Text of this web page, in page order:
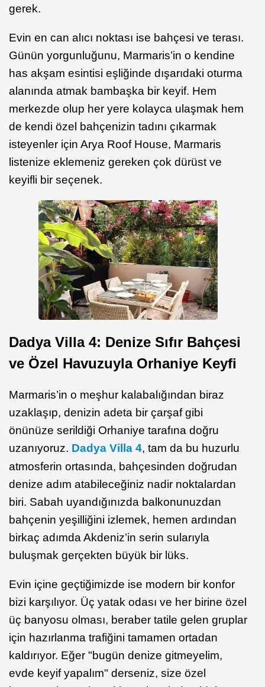
gerek.
Evin en can alıcı noktası ise bahçesi ve terası.
Günün yorgunluğunu, Marmaris’in o kendine
has akşam esintisi eşliğinde dışarıdaki oturma
alanında atmak bambaşka bir keyif. Hem
merkezde olup her yere kolayca ulaşmak hem
de kendi özel bahçenizin tadını çıkarmak
isteyenler için Arya Roof House, Marmaris
listenize eklemeniz gereken çok dürüst ve
keyifli bir seçenek.
Dadya Villa 4: Denize Sıfır Bahçesi
ve Özel Havuzuyla Orhaniye Keyfi
Marmaris’in o meşhur kalabalığından biraz
uzaklaşıp, denizin adeta bir çarşaf gibi
önünüze serildiği Orhaniye tarafına doğru
uzanıyoruz. Dadya Villa 4, tam da bu huzurlu
atmosferin ortasında, bahçesinden doğrudan
denize adım atabileceğiniz nadir noktalardan
biri. Sabah uyandığınızda balkonunuzdan
bahçenin yeşilliğini izlemek, hemen ardından
birkaç adımda Akdeniz’in serin sularıyla
buluşmak gerçekten büyük bir lüks.
Evin içine geçtiğimizde ise modern bir konfor
bizi karşılıyor. Üç yatak odası ve her birine özel
üç banyosu olması, beraber tatile gelen gruplar
için hazırlanma trafiğini tamamen ortadan
kaldırıyor. Eğer "bugün denize gitmeyelim,
evde keyif yapalım" derseniz, size özel